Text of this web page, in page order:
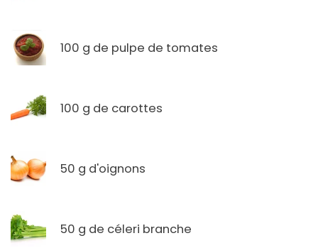
100 g de pulpe de tomates
100 g de carottes
50 g d'oignons
50 g de céleri branche